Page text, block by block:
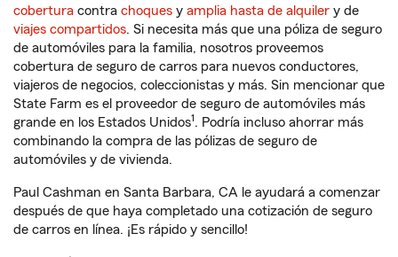
cobertura contra choques y amplia hasta de alquiler y de
viajes compartidos. Si necesita más que una póliza de seguro
de automóviles para la familia, nosotros proveemos
cobertura de seguro de carros para nuevos conductores,
viajeros de negocios, coleccionistas y más. Sin mencionar que
State Farm es el proveedor de seguro de automóviles más
grande en los Estados Unidos1. Podría incluso ahorrar más
combinando la compra de las pólizas de seguro de
automóviles y de vivienda.
Paul Cashman en Santa Barbara, CA le ayudará a comenzar
después de que haya completado una cotización de seguro
de carros en línea. ¡Es rápido y sencillo!